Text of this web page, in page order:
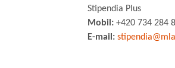
Stipendia Plus
Mobil: +420 734 284
E-mail: